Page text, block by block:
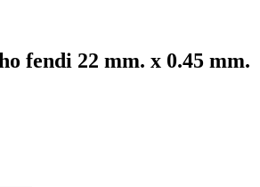
fendi 22 mm. x 0.45 mm.